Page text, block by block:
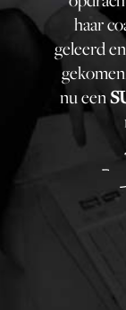
haar
geleerd
nu een